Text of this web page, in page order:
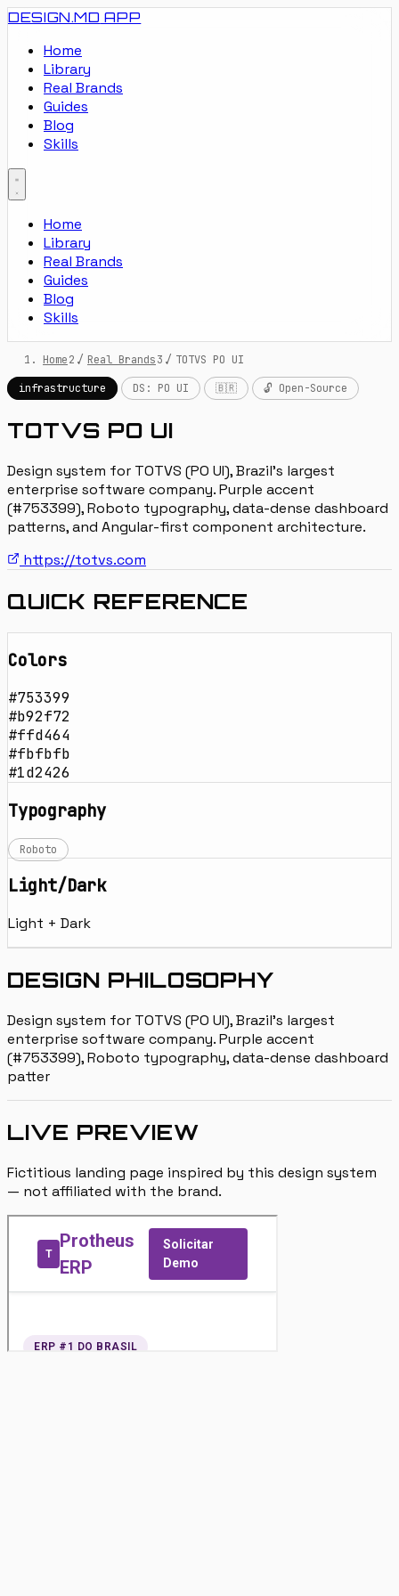
DESIGN.MD APP
Home
Library
Real Brands
Guides
Blog
Skills
Home
Library
Real Brands
Guides
Blog
Skills
Home / Real Brands / TOTVS PO UI
infrastructure
DS: PO UI 🇧🇷 🔓 Open-Source
TOTVS PO UI
Design system for TOTVS (PO UI), Brazil's largest
enterprise software company. Purple accent
(#753399), Roboto typography, data-dense dashboard
patterns, and Angular-first component architecture.
https://totvs.com
QUICK REFERENCE
Colors
#753399
#b92f72
#ffd464
#fbfbfb
#1d2426
Typography
Roboto
Light/Dark
Light + Dark
DESIGN PHILOSOPHY
Design system for TOTVS (PO UI), Brazil's largest
enterprise software company. Purple accent
(#753399), Roboto typography, data-dense dashboard
patter
LIVE PREVIEW
Fictitious landing page inspired by this design system
— not affiliated with the brand.